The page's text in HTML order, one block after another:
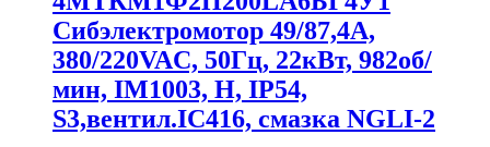
Сибэлектромотор 49/87,4А,
380/220VAC, 50Гц, 22кВт, 982об/
мин, IM1003, H, IP54,
S3,вентил.IC416, смазка NGLI-2